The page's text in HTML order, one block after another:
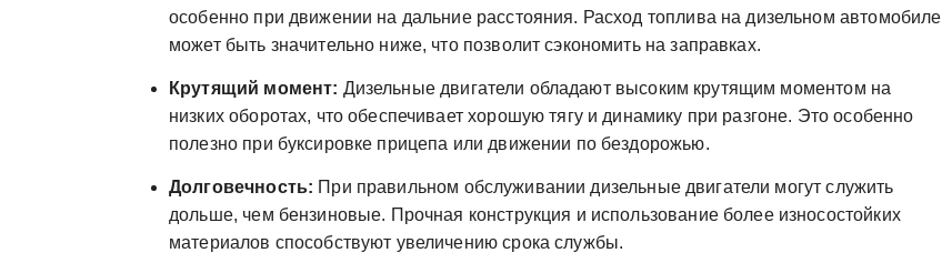
особенно при движении на дальние расстояния. Расход топлива на дизельном автомобиле
может быть значительно ниже, что позволит сэкономить на заправках.
Крутящий момент: Дизельные двигатели обладают высоким крутящим моментом на
низких оборотах, что обеспечивает хорошую тягу и динамику при разгоне. Это особенно
полезно при буксировке прицепа или движении по бездорожью.
Долговечность: При правильном обслуживании дизельные двигатели могут служить
дольше, чем бензиновые. Прочная конструкция и использование более износостойких
материалов способствуют увеличению срока службы.